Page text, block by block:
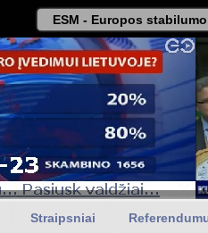
ESM - Europos
Straipsniai